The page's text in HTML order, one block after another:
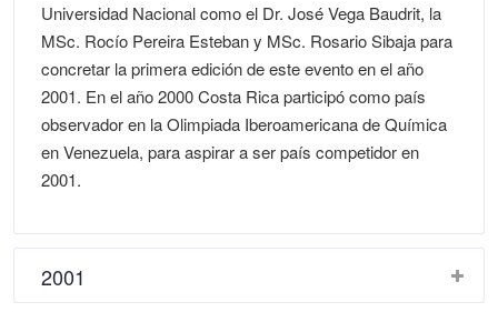
Universidad Nacional como el Dr. José Vega Baudrit, la
MSc. Rocío Pereira Esteban y MSc. Rosario Sibaja para
concretar la primera edición de este evento en el año
2001. En el año 2000 Costa Rica participó como país
observador en la Olimpiada Iberoamericana de Química
en Venezuela, para aspirar a ser país competidor en
2001.
2001